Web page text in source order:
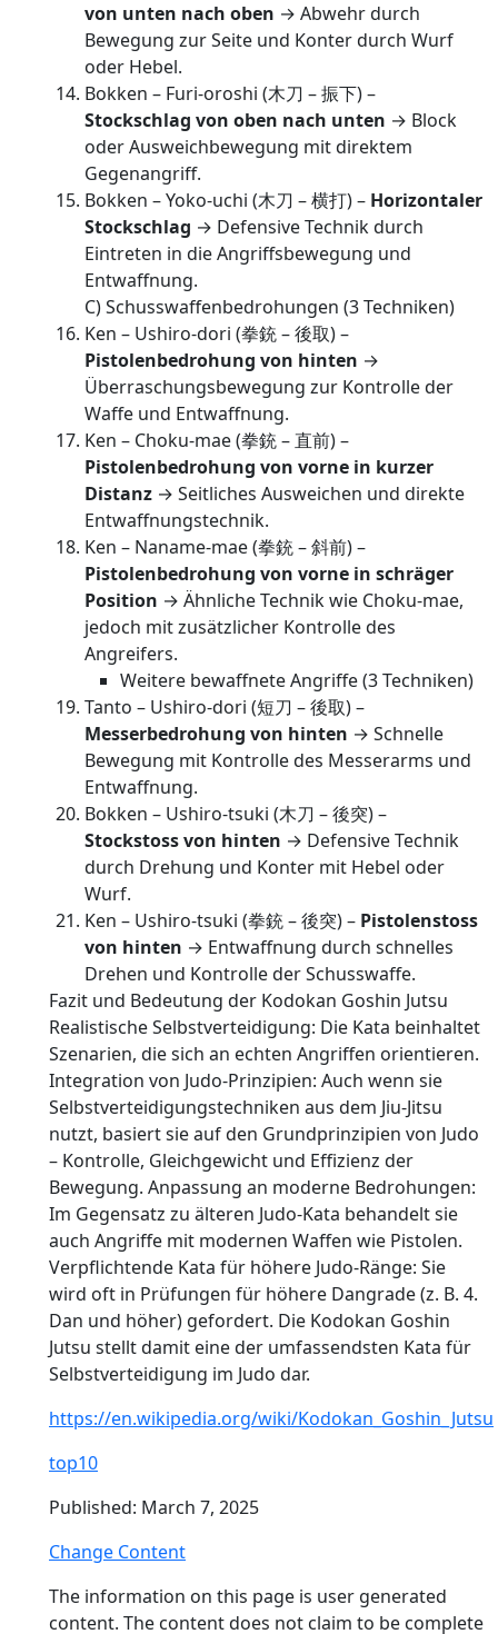
von unten nach oben → Abwehr durch
Bewegung zur Seite und Konter durch Wurf
oder Hebel.
Bokken – Furi-oroshi (木刀 – 振下) –
Stockschlag von oben nach unten → Block
oder Ausweichbewegung mit direktem
Gegenangriff.
Bokken – Yoko-uchi (木刀 – 横打) – Horizontaler
Stockschlag → Defensive Technik durch
Eintreten in die Angriffsbewegung und
Entwaffnung.
C) Schusswaffenbedrohungen (3 Techniken)
Ken – Ushiro-dori (拳銃 – 後取) –
Pistolenbedrohung von hinten →
Überraschungsbewegung zur Kontrolle der
Waffe und Entwaffnung.
Ken – Choku-mae (拳銃 – 直前) –
Pistolenbedrohung von vorne in kurzer
Distanz → Seitliches Ausweichen und direkte
Entwaffnungstechnik.
Ken – Naname-mae (拳銃 – 斜前) –
Pistolenbedrohung von vorne in schräger
Position → Ähnliche Technik wie Choku-mae,
jedoch mit zusätzlicher Kontrolle des
Angreifers.
Weitere bewaffnete Angriffe (3 Techniken)
Tanto – Ushiro-dori (短刀 – 後取) –
Messerbedrohung von hinten → Schnelle
Bewegung mit Kontrolle des Messerarms und
Entwaffnung.
Bokken – Ushiro-tsuki (木刀 – 後突) –
Stockstoss von hinten → Defensive Technik
durch Drehung und Konter mit Hebel oder
Wurf.
Ken – Ushiro-tsuki (拳銃 – 後突) – Pistolenstoss
von hinten → Entwaffnung durch schnelles
Drehen und Kontrolle der Schusswaffe.
Fazit und Bedeutung der Kodokan Goshin Jutsu
Realistische Selbstverteidigung: Die Kata beinhaltet
Szenarien, die sich an echten Angriffen orientieren.
Integration von Judo-Prinzipien: Auch wenn sie
Selbstverteidigungstechniken aus dem Jiu-Jitsu
nutzt, basiert sie auf den Grundprinzipien von Judo
– Kontrolle, Gleichgewicht und Effizienz der
Bewegung. Anpassung an moderne Bedrohungen:
Im Gegensatz zu älteren Judo-Kata behandelt sie
auch Angriffe mit modernen Waffen wie Pistolen.
Verpflichtende Kata für höhere Judo-Ränge: Sie
wird oft in Prüfungen für höhere Dangrade (z. B. 4.
Dan und höher) gefordert. Die Kodokan Goshin
Jutsu stellt damit eine der umfassendsten Kata für
Selbstverteidigung im Judo dar.
https://en.wikipedia.org/wiki/Kodokan_Goshin_Jutsu
top10
Published: March 7, 2025
Change Content
The information on this page is user generated
content. The content does not claim to be complete